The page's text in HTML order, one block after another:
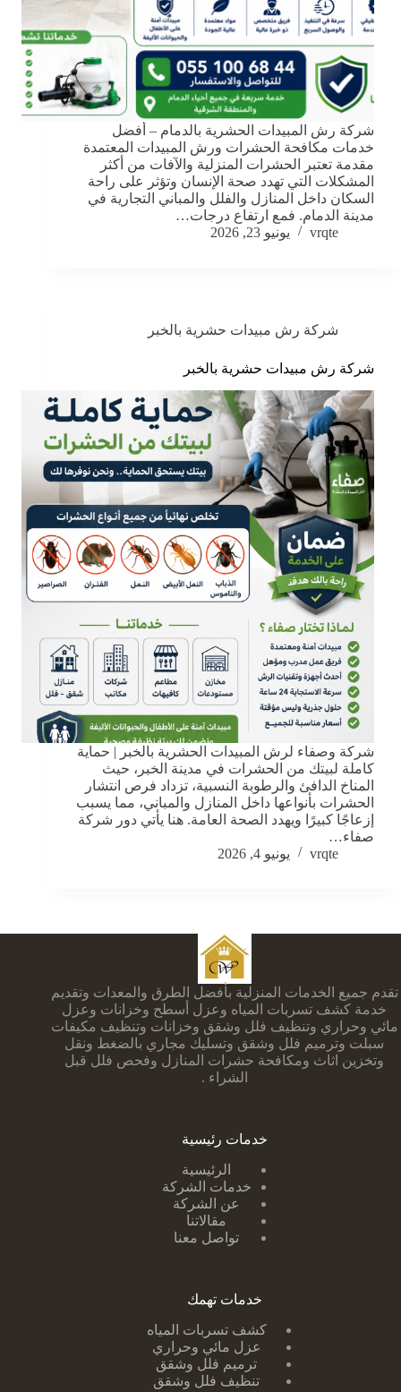
شركة رش المبيدات الحشرية بالدمام – أفضل
خدمات مكافحة الحشرات ورش المبيدات المعتمدة
مقدمة تعتبر الحشرات المنزلية والآفات من أكثر
المشكلات التي تهدد صحة الإنسان وتؤثر على راحة
السكان داخل المنازل والفلل والمباني التجارية في
مدينة الدمام. فمع ارتفاع درجات…
vrqte
يونيو 23, 2026
شركة رش مبيدات حشرية بالخبر
شركة رش مبيدات حشرية بالخبر
شركة وصفاء لرش المبيدات الحشرية بالخبر | حماية
كاملة لبيتك من الحشرات في مدينة الخبر، حيث
المناخ الدافئ والرطوبة النسبية، تزداد فرص انتشار
الحشرات بأنواعها داخل المنازل والمباني، مما يسبب
إزعاجًا كبيرًا ويهدد الصحة العامة. هنا يأتي دور شركة
صفاء…
vrqte
يونيو 4, 2026
تقدم جميع الخدمات المنزلية بأفضل الطرق والمعدات وتقديم
خدمة كشف تسربات المياه وعزل أسطح وخزانات وعزل
مائي وحراري وتنظيف فلل وشقق وخزانات وتنظيف مكيفات
سبلت وترميم فلل وشقق وتسليك مجاري بالضغط ونقل
وتخزين اثاث ومكافحة حشرات المنازل وفحص فلل قبل
الشراء .
خدمات رئيسية
الرئيسية
خدمات الشركة
عن الشركة
مقالاتنا
تواصل معنا
خدمات تهمك
كشف تسربات ا لمياه
عزل مائي وحراري
ترميم فلل وشقق
تنظيف فلل وشقق